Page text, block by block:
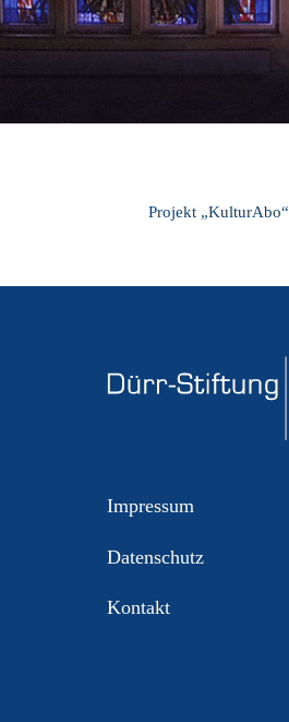
Projekt „KulturAbo“
Impressum
Datenschutz
Kontakt